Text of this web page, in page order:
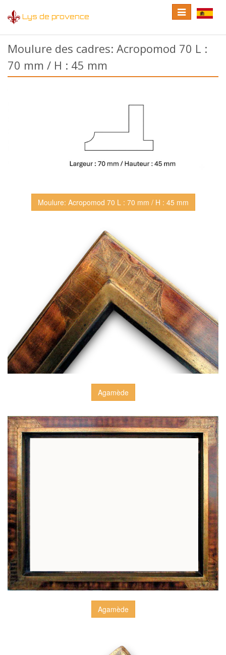
Lys de provence
Toggle
language
Toggle
navigation
Moulure des cadres: Acropomod 70 L :
70 mm / H : 45 mm
Moulure: Acropomod 70 L : 70 mm / H : 45 mm
Agamède
Agamède